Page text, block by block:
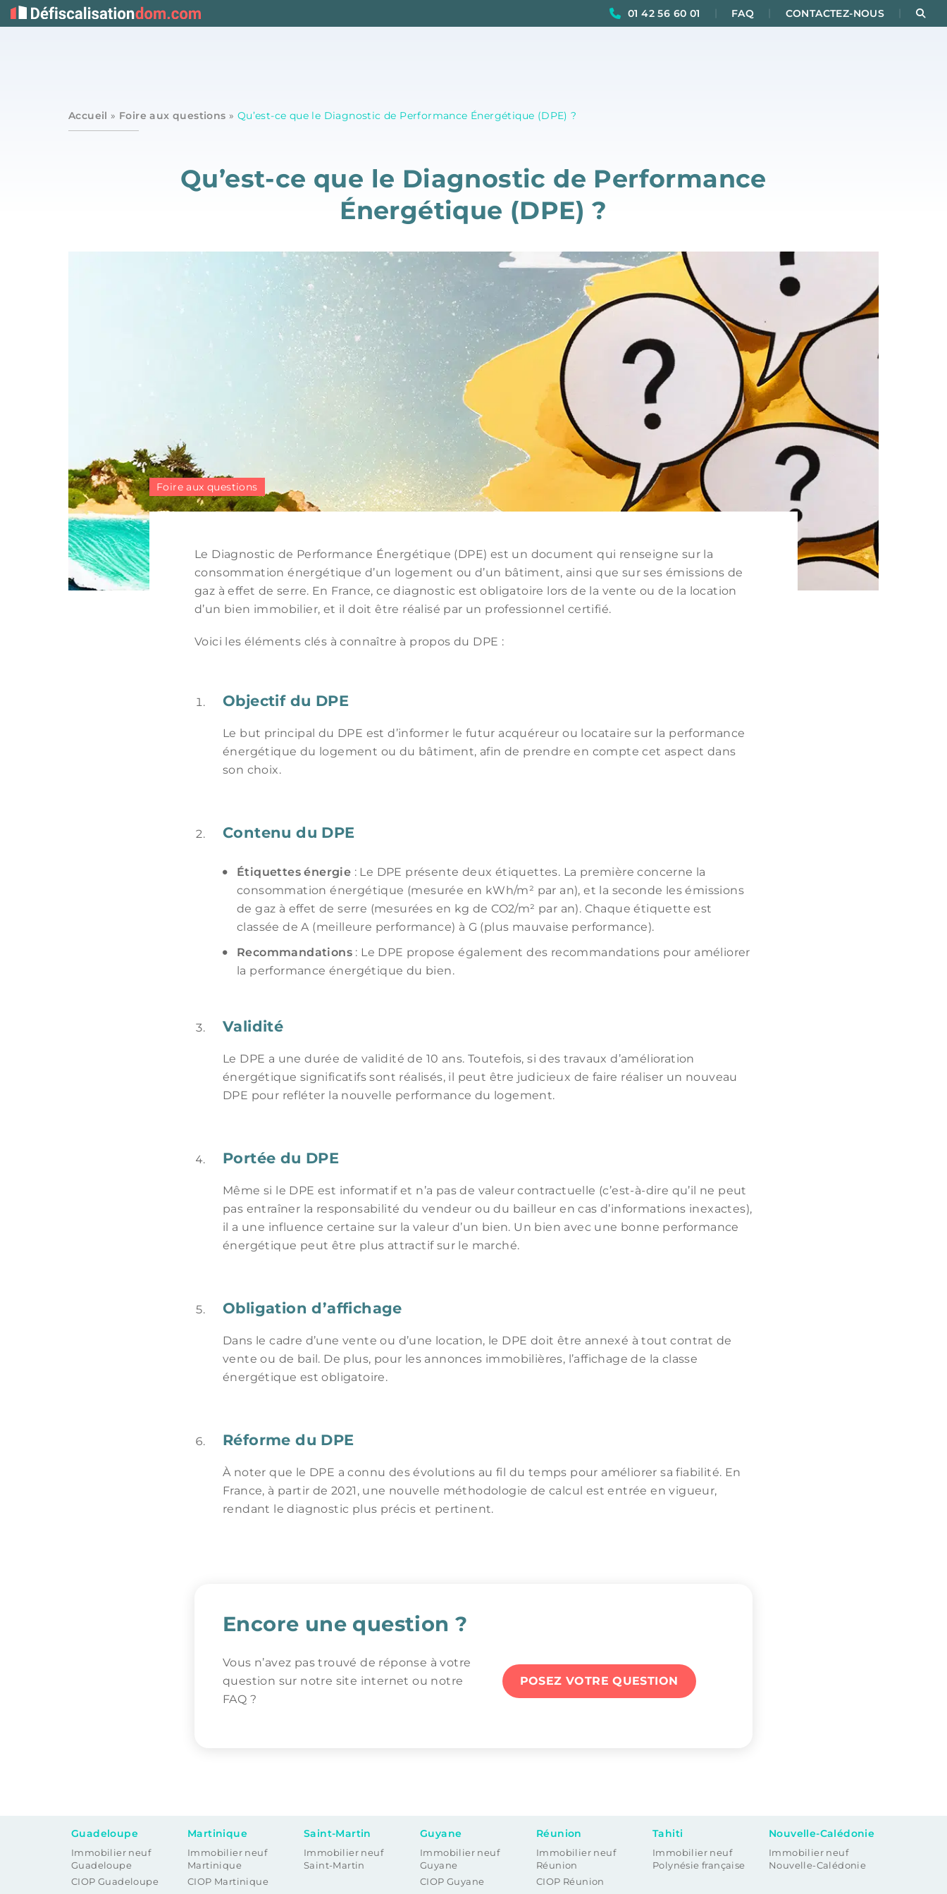
01 42 56 60 01 FAQ CONTACTEZ-NOUS
Accueil » Foire aux questions » Qu’est-ce que le Diagnostic de Performance Énergétique (DPE) ?
Qu’est-ce que le Diagnostic de Performance
Énergétique (DPE) ?
Foire aux questions
Le Diagnostic de Performance Énergétique (DPE) est un document qui renseigne sur la
consommation énergétique d’un logement ou d’un bâtiment, ainsi que sur ses émissions de
gaz à effet de serre. En France, ce diagnostic est obligatoire lors de la vente ou de la location
d’un bien immobilier, et il doit être réalisé par un professionnel certifié.
Voici les éléments clés à connaître à propos du DPE :
Objectif du DPE
Le but principal du DPE est d’informer le futur acquéreur ou locataire sur la performance
énergétique du logement ou du bâtiment, afin de prendre en compte cet aspect dans
son choix.
Contenu du DPE
Étiquettes énergie : Le DPE présente deux étiquettes. La première concerne la
consommation énergétique (mesurée en kWh/m² par an), et la seconde les émissions
de gaz à effet de serre (mesurées en kg de CO2/m² par an). Chaque étiquette est
classée de A (meilleure performance) à G (plus mauvaise performance).
Recommandations : Le DPE propose également des recommandations pour améliorer
la performance énergétique du bien.
Validité
Le DPE a une durée de validité de 10 ans. Toutefois, si des travaux d’amélioration
énergétique significatifs sont réalisés, il peut être judicieux de faire réaliser un nouveau
DPE pour refléter la nouvelle performance du logement.
Portée du DPE
Même si le DPE est informatif et n’a pas de valeur contractuelle (c’est-à-dire qu’il ne peut
pas entraîner la responsabilité du vendeur ou du bailleur en cas d’informations inexactes),
il a une influence certaine sur la valeur d’un bien. Un bien avec une bonne performance
énergétique peut être plus attractif sur le marché.
Obligation d’affichage
Dans le cadre d’une vente ou d’une location, le DPE doit être annexé à tout contrat de
vente ou de bail. De plus, pour les annonces immobilières, l’affichage de la classe
énergétique est obligatoire.
Réforme du DPE
À noter que le DPE a connu des évolutions au fil du temps pour améliorer sa fiabilité. En
France, à partir de 2021, une nouvelle méthodologie de calcul est entrée en vigueur,
rendant le diagnostic plus précis et pertinent.
Encore une question ?
Vous n’avez pas trouvé de réponse à votre
question sur notre site internet ou notre
FAQ ?
POSEZ VOTRE QUESTION
Guadeloupe
Immobilier neuf
Guadeloupe
CIOP Guadeloupe
Martinique
Immobilier neuf
Martinique
CIOP Martinique
Saint-Martin
Immobilier neuf
Saint-Martin
Guyane
Immobilier neuf
Guyane
CIOP Guyane
Réunion
Immobilier neuf
Réunion
CIOP Réunion
Tahiti
Immobilier neuf
Polynésie française
Nouvelle-Calédonie
Immobilier neuf
Nouvelle-Calédonie